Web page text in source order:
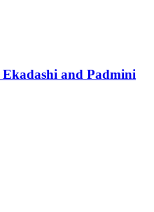
and Padmini